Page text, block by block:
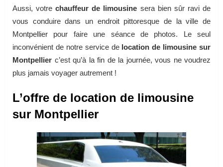
Aussi, votrechauffeur de limousine sera bien sûr ravi de
vous conduire dans un endroit pittoresque de la ville de
Montpellier pour faire une séance de photos. Le seul
inconvénient de notre service de location de limousine sur
Montpellier c’est qu’à la fin de la journée, vous ne voudrez
plus jamais voyager autrement !
L’offre de location de limousine
sur Montpellier